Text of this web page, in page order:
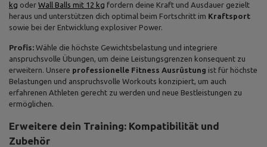
kg oder Wall Balls mit 12 kg fordern deine Kraft und Ausdauer gezielt
heraus und unterstützen dich optimal beim Fortschritt im Kraftsport
sowie bei der Entwicklung explosiver Power.
Profis: Wähle die höchste Gewichtsbelastung und integriere
anspruchsvolle Übungen, um deine Leistungsgrenzen konsequent zu
erweitern. Unsere professionelle Fitness Ausrüstung ist für höchste
Belastungen und anspruchsvolle Workouts konzipiert, um auch
erfahrenen Athleten gerecht zu werden und neue Bestleistungen zu
ermöglichen.
Erweitere dein Training: Kompatibilität und
Zubehör